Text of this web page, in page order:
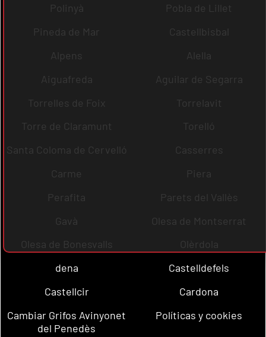
Polinyà
Pobla de Lillet
Pineda de Mar
Castellbisbal
Alpens
Alella
Aiguafreda
Aguilar de Segarra
Torrelles de Foix
Torrelavit
Torre de Claramunt
Torelló
Santa Coloma de Cervelló
Casserres
Carme
Piera
Perafita
Parets del Vallès
Gavà
Olesa de Montserrat
Olesa de Bonesvalls
Olèrdola
dena
Castelldefels
Castellcir
Cardona
Cambiar Grifos Avinyonet
del Penedès
Políticas y cookies